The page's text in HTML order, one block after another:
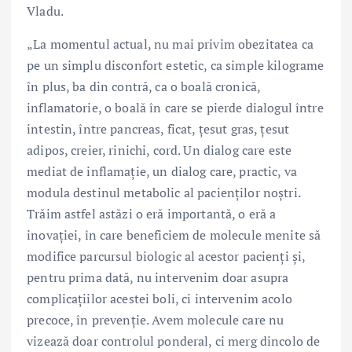
Vladu.
„La momentul actual, nu mai privim obezitatea ca
pe un simplu disconfort estetic, ca simple kilograme
în plus, ba din contră, ca o boală cronică,
inflamatorie, o boală în care se pierde dialogul între
intestin, între pancreas, ficat, țesut gras, țesut
adipos, creier, rinichi, cord. Un dialog care este
mediat de inflamație, un dialog care, practic, va
modula destinul metabolic al pacienților noștri.
Trăim astfel astăzi o eră importantă, o eră a
inovației, în care beneficiem de molecule menite să
modifice parcursul biologic al acestor pacienți și,
pentru prima dată, nu intervenim doar asupra
complicațiilor acestei boli, ci intervenim acolo
precoce, în prevenție. Avem molecule care nu
vizează doar controlul ponderal, ci merg dincolo de